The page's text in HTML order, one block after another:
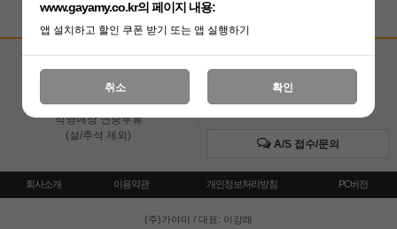
고객상담센터
온라인 : 02-3409-0337
직영매장 : 02-3409-0339
직영매장 연중무휴
(설/추석 제외)
입금계좌안내
국민은행 051001-04-100255
A/S 접수/문의
회사소개 이용약관 개인정보처리방침 PC버전
(주)가야미 / 대표: 이강래
www.gayamy.co.kr의 페이지 내용:
앱 설치하고 할인 쿠폰 받기 또는 앱 실행하기
취소 확인